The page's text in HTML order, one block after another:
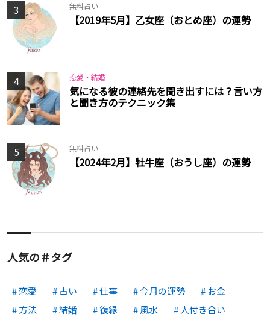
3 無料占い
【2019年5月】乙女座（おとめ座）の運勢
4 恋愛・結婚
気になる彼の連絡先を聞き出すには？言い方
と聞き方のテクニック集
5 無料占い
【2024年2月】牡牛座（おうし座）の運勢
人気の＃タグ
恋愛 占い 仕事 今月の運勢
お金
方法
結婚 復縁 風水
人付き合い